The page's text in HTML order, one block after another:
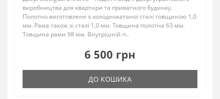
виробництва для квартири та приватного будинку.
Полотно виготовлене з холоднокатаної сталі товщиною 1,0
мм. Рама також зі сталі 1,0 мм. Товщина полотна 63 мм.
Товщина рами 98 мм. Внутрішній п..
6 500 грн
ДО КОШИКА